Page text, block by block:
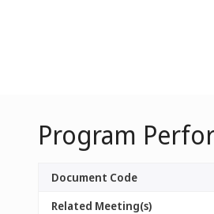
Program
Document Code
Related Meeting(s)